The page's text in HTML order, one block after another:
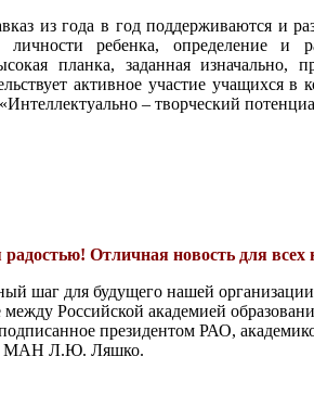
из года в год поддерживаются и
ребенка, определение и
планка, заданная изначально,
активное участие учащихся в
– творческий
радостью! Отличная новость для всех
шаг для будущего нашей
между Российской академией
президентом РАО,
МАН Л.Ю. Ляшко.